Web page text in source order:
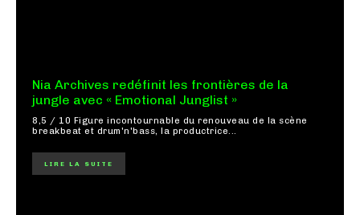
Nia Archives redéfinit les frontières de la
jungle avec « Emotional Junglist »
8,5 / 10 Figure incontournable du renouveau de la scène
breakbeat et drum'n'bass, la productrice...
LIRE LA SUITE